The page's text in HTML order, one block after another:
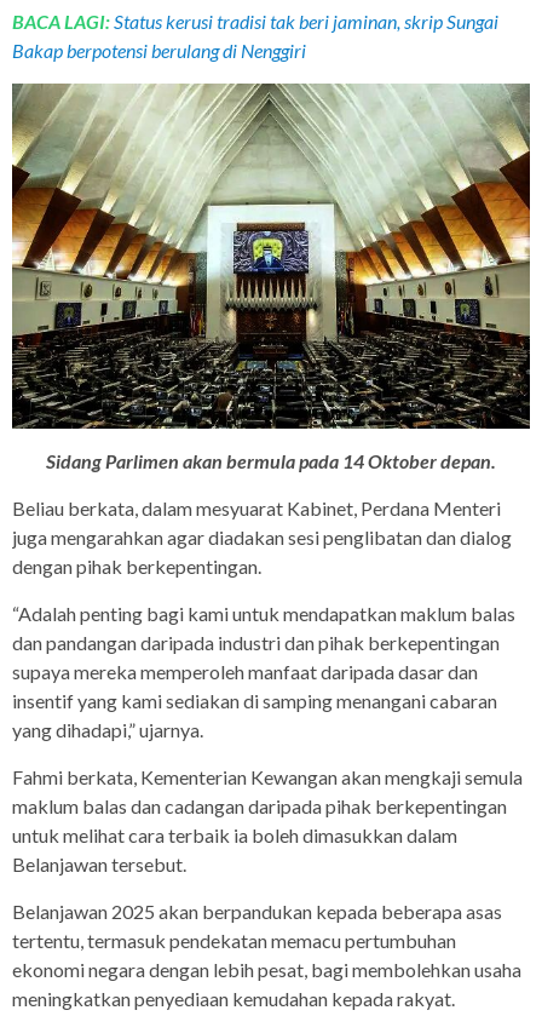
BACA LAGI:Status kerusi tradisi tak beri jaminan, skrip Sungai
Bakap berpotensi berulang di Nenggiri
Sidang Parlimen akan bermula pada 14 Oktober depan.
Beliau berkata, dalam mesyuarat Kabinet, Perdana Menteri
juga mengarahkan agar diadakan sesi penglibatan dan dialog
dengan pihak berkepentingan.
“Adalah penting bagi kami untuk mendapatkan maklum balas
dan pandangan daripada industri dan pihak berkepentingan
supaya mereka memperoleh manfaat daripada dasar dan
insentif yang kami sediakan di samping menangani cabaran
yang dihadapi,” ujarnya.
Fahmi berkata, Kementerian Kewangan akan mengkaji semula
maklum balas dan cadangan daripada pihak berkepentingan
untuk melihat cara terbaik ia boleh dimasukkan dalam
Belanjawan tersebut.
Belanjawan 2025 akan berpandukan kepada beberapa asas
tertentu, termasuk pendekatan memacu pertumbuhan
ekonomi negara dengan lebih pesat, bagi membolehkan usaha
meningkatkan penyediaan kemudahan kepada rakyat.